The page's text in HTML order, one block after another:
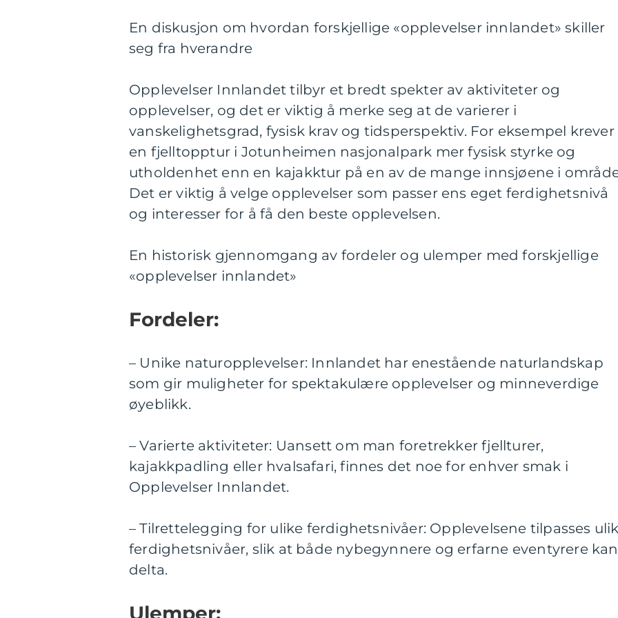
En diskusjon om hvordan forskjellige «opplevelser innlandet» skiller
seg fra hverandre
Opplevelser Innlandet tilbyr et bredt spekter av aktiviteter og
opplevelser, og det er viktig å merke seg at de varierer i
vanskelighetsgrad, fysisk krav og tidsperspektiv. For eksempel krever
en fjelltopptur i Jotunheimen nasjonalpark mer fysisk styrke og
utholdenhet enn en kajakktur på en av de mange innsjøene i
Det er viktig å velge opplevelser som passer ens eget ferdighetsnivå
og interesser for å få den beste opplevelsen.
En historisk gjennomgang av fordeler og ulemper med forskjellige
«opplevelser innlandet»
Fordeler:
– Unike naturopplevelser: Innlandet har enestående naturlandskap
som gir muligheter for spektakulære opplevelser og minneverdige
øyeblikk.
– Varierte aktiviteter: Uansett om man foretrekker fjellturer,
kajakkpadling eller hvalsafari, finnes det noe for enhver smak i
Opplevelser Innlandet.
– Tilrettelegging for ulike ferdighetsnivåer: Opplevelsene tilpasses
ferdighetsnivåer, slik at både nybegynnere og erfarne eventyrere kan
delta.
Ulemper: